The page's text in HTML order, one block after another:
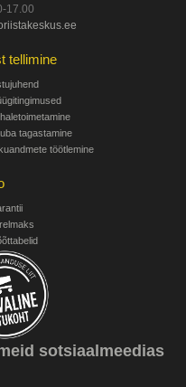
17.00
tellimine
tagastamine
töötlemine
sotsiaalmeedias